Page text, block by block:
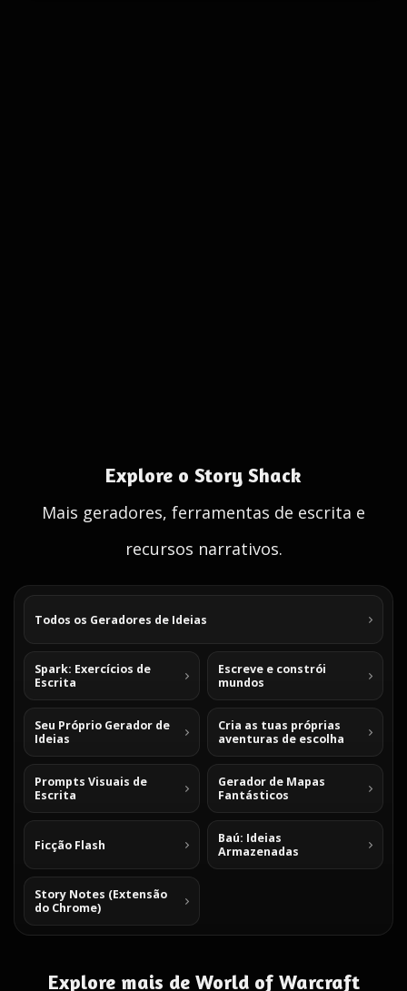
Explore o Story Shack
Mais geradores, ferramentas de escrita e
recursos narrativos.
Todos os Geradores de Ideias
Spark: Exercícios de
Escrita
Escreve e constrói
mundos
Seu Próprio Gerador de
Ideias
Cria as tuas próprias
aventuras de escolha
Prompts Visuais de
Escrita
Gerador de Mapas
Fantásticos
Ficção Flash
Baú: Ideias
Armazenadas
Story Notes (Extensão
do Chrome)
Explore mais de World of Warcraft